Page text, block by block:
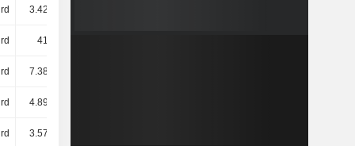
3.420 Mrd
415 Mrd
7.385 Mrd
4.894 Mrd
3.572 Mrd